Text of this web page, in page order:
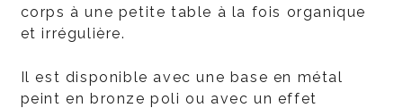
corps à une petite table à la fois organique
et irrégulière.
Il est disponible avec une base en métal
peint en bronze poli ou avec un effet